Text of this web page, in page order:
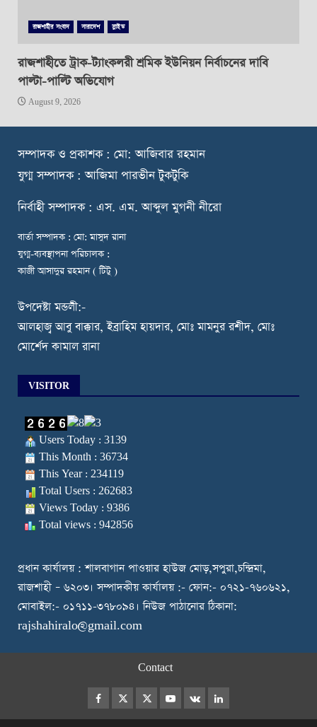
রাজশাহীর সংবাদ সারাদেশ স্লাইড
রাজশাহীতে ট্রাক-ট্যাংকলরী শ্রমিক ইউনিয়ন নির্বাচনের দাবি
পাল্টা-পাল্টি অভিযোগ
August 9, 2026
সম্পাদক ও প্রকাশক : মো: আজিবার রহমান
যুগ্ম সম্পাদক : আজিমা পারভীন টুকটুকি
নির্বাহী সম্পাদক : এস. এম. আব্দুল মুগনী নীরো
বার্তা সম্পাদক : মো: মাসুদ রানা
যুগ্ম-ব্যবস্থাপনা পরিচালক :
কাজী আসাদুর রহমান ( টিটু )
উপদেষ্টা মন্ডলী:-
আলহাজ্ব আবু বাক্কার, ইব্রাহিম হায়দার, মোঃ মামনুর রশীদ, মোঃ
মোর্শেদ কামাল রানা
VISITOR
Users Today : 3139
This Month : 36734
This Year : 234119
Total Users : 262683
Views Today : 9386
Total views : 942856
প্রধান কার্যালয় : শালবাগান পাওয়ার হাউজ মোড়,সপুরা,চন্দ্রিমা,
রাজশাহী – ৬২০৩। সম্পাদকীয় কার্যালয় :- ফোন:- ০৭২১-৭৬০৬২১,
মোবাইল:- ০১৭১১-৩৭৮০৯৪। নিউজ পাঠানোর ঠিকানা:
rajshahiralo@gmail.com
Contact
Facebook
TwitterInstagram
Youtube
VK LinkedIn